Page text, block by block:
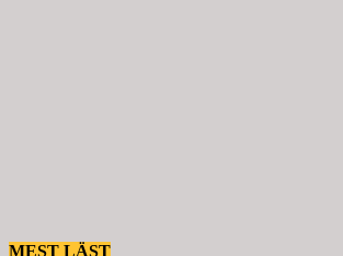
MEST LÄST